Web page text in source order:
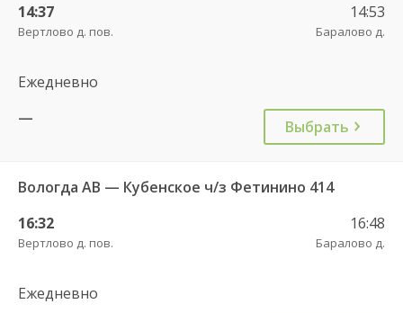
14:37
Вертлово д. пов.
14:53
Баралово д.
Ежедневно
—
Выбрать
Вологда АВ — Кубенское ч/з Фетинино 414
16:32
Вертлово д. пов.
16:48
Баралово д.
Ежедневно